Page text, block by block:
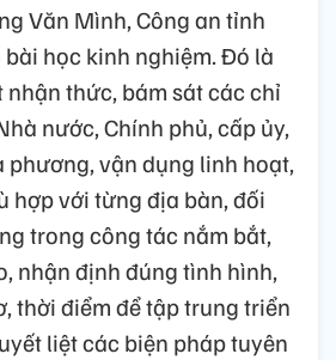
Văn Mình, Công an tỉnh
học kinh nghiệm. Đó là
thức, bám sát các chỉ
nước, Chính phủ, cấp ủy,
phương, vận dụng linh hoạt,
hợp với từng địa bàn, đối
trong công tác nắm bắt,
nhận định đúng tình hình,
thời điểm để tập trung triển
liệt các biện pháp tuyên